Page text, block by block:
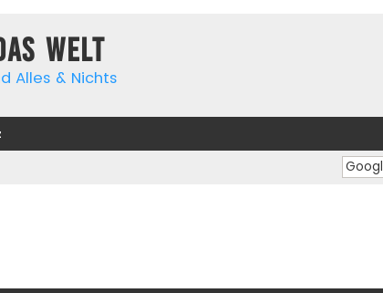
Welt
Alles & Nichts